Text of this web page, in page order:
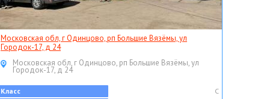
Московская обл, г Одинцово, рп Большие Вязёмы, ул
Городок-17, д 24
Московская обл, г Одинцово, рп Большие Вязёмы, ул
Городок-17, д 24
Класс
C